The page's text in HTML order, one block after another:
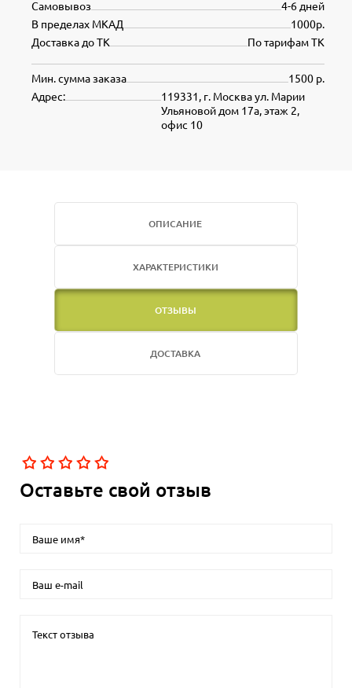
4-6 дней
Самовывоз
1000р.
В пределах МКАД
По тарифам ТК
Доставка до ТК
1500 р.
Мин. сумма заказа
119331, г. Москва ул. Марии
Ульяновой дом 17а, этаж 2,
офис 10
Адрес:
ОПИСАНИЕ
ХАРАКТЕРИСТИКИ
ОТЗЫВЫ
ДОСТАВКА
Оставьте свой отзыв